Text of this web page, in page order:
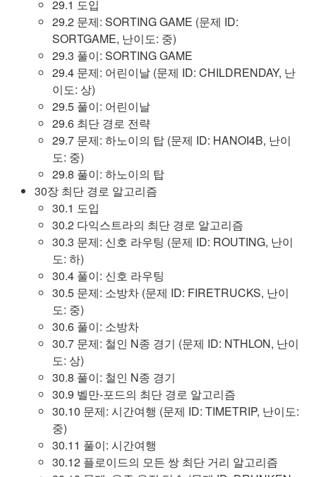
29.1 도입
29.2 문제: SORTING GAME (문제 ID:
SORTGAME, 난이도: 중)
29.3 풀이: SORTING GAME
29.4 문제: 어린이날 (문제 ID: CHILDRENDAY, 난
이도: 상)
29.5 풀이: 어린이날
29.6 최단 경로 전략
29.7 문제: 하노이의 탑 (문제 ID: HANOI4B, 난이
도: 중)
29.8 풀이: 하노이의 탑
30장 최단 경로 알고리즘
30.1 도입
30.2 다익스트라의 최단 경로 알고리즘
30.3 문제: 신호 라우팅 (문제 ID: ROUTING, 난이
도: 하)
30.4 풀이: 신호 라우팅
30.5 문제: 소방차 (문제 ID: FIRETRUCKS, 난이
도: 중)
30.6 풀이: 소방차
30.7 문제: 철인 N종 경기 (문제 ID: NTHLON, 난이
도: 상)
30.8 풀이: 철인 N종 경기
30.9 벨만-포드의 최단 경로 알고리즘
30.10 문제: 시간여행 (문제 ID: TIMETRIP, 난이도:
중)
30.11 풀이: 시간여행
30.12 플로이드의 모든 쌍 최단 거리 알고리즘